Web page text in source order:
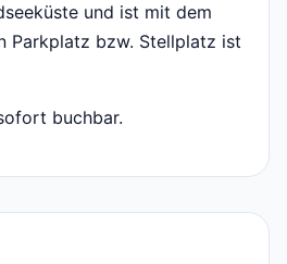
und ist mit dem
Parkplatz bzw. Stellplatz ist
buchbar.